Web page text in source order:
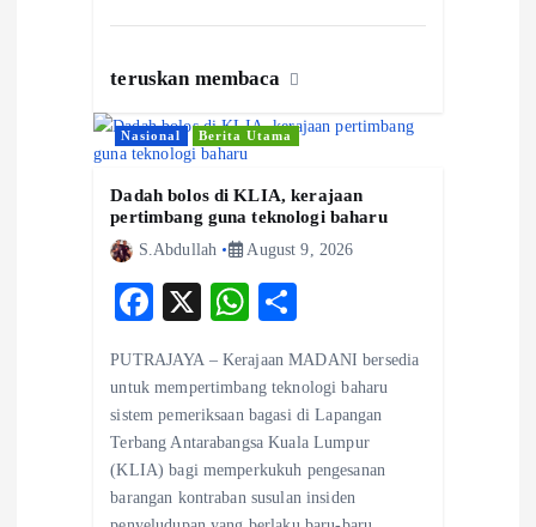
teruskan membaca
Nasional Berita Utama
Dadah bolos di KLIA, kerajaan
pertimbang guna teknologi baharu
S.Abdullah August 9, 2026
F
eb
o
o
k
X
W
ts
A
p
p
re
PUTRAJAYA – Kerajaan MADANI bersedia
untuk mempertimbang teknologi baharu
sistem pemeriksaan bagasi di Lapangan
Terbang Antarabangsa Kuala Lumpur
(KLIA) bagi memperkukuh pengesanan
barangan kontraban susulan insiden